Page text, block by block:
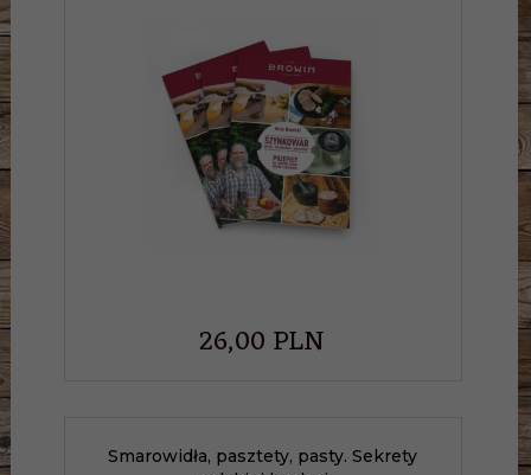
26,00PLN
Smarowidła, pasztety, pasty. Sekrety